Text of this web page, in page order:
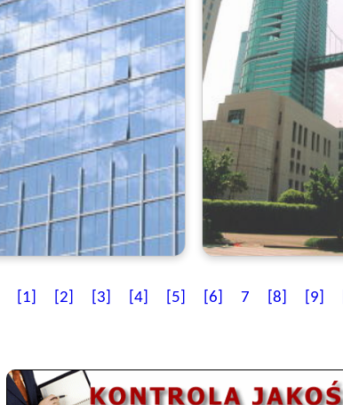
[1] [2] [3] [4] [5] [6] 7 [8] [9]